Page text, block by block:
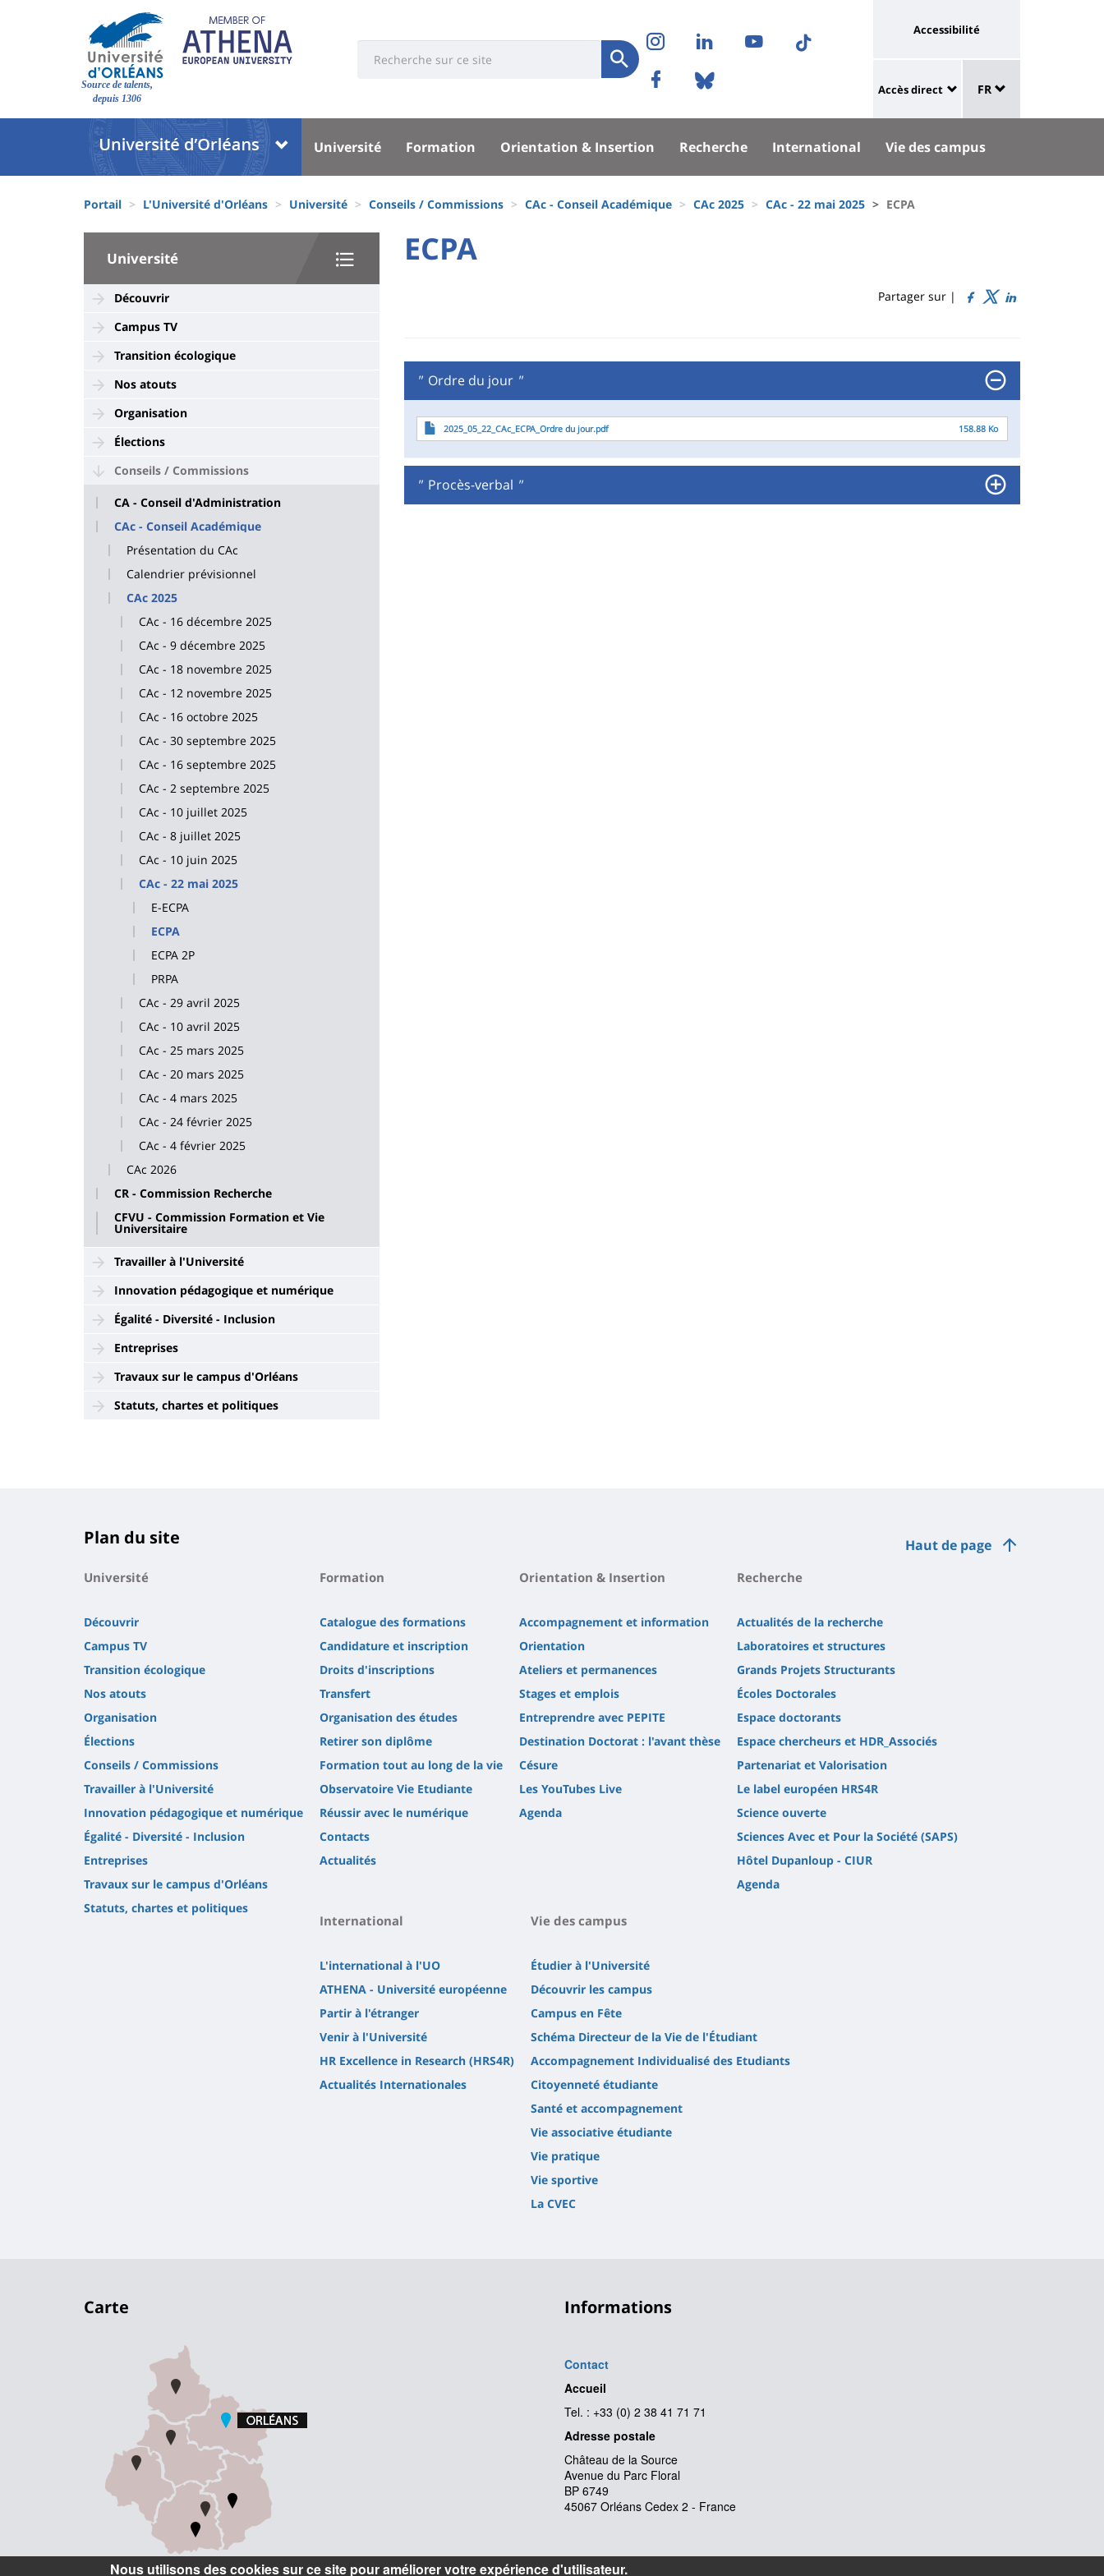
Site
Source de talents,
depuis 1306
Université
Soumettre
Réseaux
sociaux
Instagram
LinkedInYoutubeTikTok
FacebookBluesky
Université
lien
vers
page
accessibilité
Accessibilité
University
:
Shortcut
links
Accès direct de
langue
FR
Université
Block
liste
des
composantes
Menu
principal
Université Formation Orientation & Insertion Recherche International Vie des campus
d'Ariane
Portail L'Université d'Orléans Université Conseils / Commissions CAc - Conseil Académique CAc 2025 CAc - 22 mai 2025 ECPA
University
Sidebar
Université
Découvrir
Campus TV
Transition écologique
Nos atouts
Organisation
Élections
Conseils / Commissions
CA - Conseil d'Administration
CAc - Conseil Académique
Présentation du CAc
Calendrier prévisionnel
CAc 2025
CAc - 16 décembre 2025
CAc - 9 décembre 2025
CAc - 18 novembre 2025
CAc - 12 novembre 2025
CAc - 16 octobre 2025
CAc - 30 septembre 2025
CAc - 16 septembre 2025
CAc - 2 septembre 2025
CAc - 10 juillet 2025
CAc - 8 juillet 2025
CAc - 10 juin 2025
CAc - 22 mai 2025
E-ECPA
ECPA
ECPA 2P
PRPA
CAc - 29 avril 2025
CAc - 10 avril 2025
CAc - 25 mars 2025
CAc - 20 mars 2025
CAc - 4 mars 2025
CAc - 24 février 2025
CAc - 4 février 2025
CAc 2026
CR - Commission Recherche
CFVU - Commission Formation et Vie
Universitaire
Travailler à l'Université
Innovation pédagogique et numérique
Égalité - Diversité - Inclusion
Entreprises
Travaux sur le campus d'Orléans
Statuts, chartes et politiques
University
Titre
ECPA
Partager sur |
de
la
page
principale
" Ordre du jour"
Fichier2025_05_22_CAc_ECPA_Ordre du jour.pdf 158.88 Ko
" Procès-verbal "
Haut de page
Plan du site
Université
Découvrir
Campus TV
Transition écologique
Nos atouts
Organisation
Élections
Conseils / Commissions
Travailler à l'Université
Innovation pédagogique et numérique
Égalité - Diversité - Inclusion
Entreprises
Travaux sur le campus d'Orléans
Statuts, chartes et politiques
Formation
Catalogue des formations
Candidature et inscription
Droits d'inscriptions
Transfert
Organisation des études
Retirer son diplôme
Formation tout au long de la vie
Observatoire Vie Etudiante
Réussir avec le numérique
Contacts
Actualités
Orientation & Insertion
Accompagnement et information
Orientation
Ateliers et permanences
Stages et emplois
Entreprendre avec PEPITE
Destination Doctorat : l'avant thèse
Césure
Les YouTubes Live
Agenda
Recherche
Actualités de la recherche
Laboratoires et structures
Grands Projets Structurants
Écoles Doctorales
Espace doctorants
Espace chercheurs et HDR_Associés
Partenariat et Valorisation
Le label européen HRS4R
Science ouverte
Sciences Avec et Pour la Société (SAPS)
Hôtel Dupanloup - CIUR
Agenda
International
L'international à l'UO
ATHENA - Université européenne
Partir à l'étranger
Venir à l'Université
HR Excellence in Research (HRS4R)
Actualités Internationales
Vie des campus
Étudier à l'Université
Découvrir les campus
Campus en Fête
Schéma Directeur de la Vie de l'Étudiant
Accompagnement Individualisé des Etudiants
Citoyenneté étudiante
Santé et accompagnement
Vie associative étudiante
Vie pratique
Vie sportive
La CVEC
Carte Informations
Contact
Accueil
Tel. : +33 (0) 2 38 41 71 71
Adresse postale
Château de la Source
Avenue du Parc Floral
BP 6749
45067 Orléans Cedex 2 - France
Nous utilisons des cookies sur ce site pour améliorer votre expérience d'utilisateur.